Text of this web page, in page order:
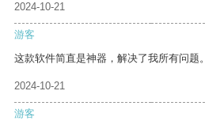
2024-10-21
游客
这款软件简直是神器，解决了我所有问题。
2024-10-21
游客